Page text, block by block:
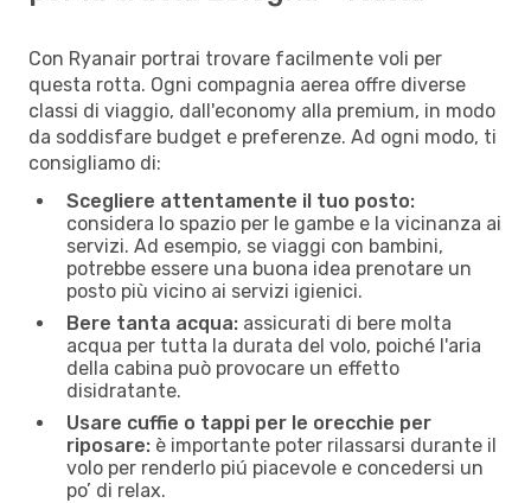
Con Ryanair portrai trovare facilmente voli per
questa rotta. Ogni compagnia aerea offre diverse
classi di viaggio, dall'economy alla premium, in modo
da soddisfare budget e preferenze. Ad ogni modo, ti
consigliamo di:
Scegliere attentamente il tuo posto:
considera lo spazio per le gambe e la vicinanza ai
servizi. Ad esempio, se viaggi con bambini,
potrebbe essere una buona idea prenotare un
posto più vicino ai servizi igienici.
Bere tanta acqua: assicurati di bere molta
acqua per tutta la durata del volo, poiché l'aria
della cabina può provocare un effetto
disidratante.
Usare cuffie o tappi per le orecchie per
riposare: è importante poter rilassarsi durante il
volo per renderlo piú piacevole e concedersi un
po’ di relax.